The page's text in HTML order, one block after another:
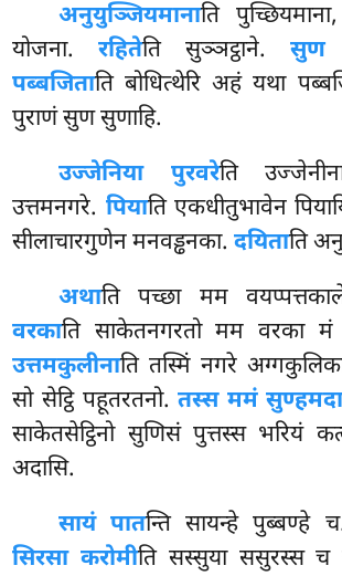
अनुयुञ्जियमानाति
योजना.रहितेति सुञ्ञट्ठाने. सुण
पब्बजिताति बोधित्थेरि अहं यथा
पुराणं सुण सुणाहि.
उज्जेनिया पुरवरेति
उत्तमनगरे. पियाति एकधीतुभावेन
सीलाचारगुणेन मनवड्ढनका.दयिताति
अथाति पच्छा मम
वरकाति साकेतनगरतो मम वरका मं
उत्तमकुलीनाति तस्मिं नगरे
सो सेट्ठि पहूतरतनो.तस्स ममं
साकेतसेट्ठिनो सुणिसं पुत्तस्स भरियं
अदासि.
सायं पातन्ति सायन्हे पुब्बण्हे
सिरसा करोमीति सस्सुया ससुरस्स च